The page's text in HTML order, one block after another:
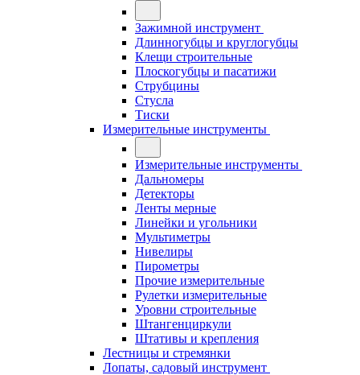
Зажимной инструмент
Длинногубцы и круглогубцы
Клещи строительные
Плоскогубцы и пасатижи
Струбцины
Стусла
Тиски
Измерительные инструменты
Измерительные инструменты
Дальномеры
Детекторы
Ленты мерные
Линейки и угольники
Мультиметры
Нивелиры
Пирометры
Прочие измерительные
Рулетки измерительные
Уровни строительные
Штангенциркули
Штативы и крепления
Лестницы и стремянки
Лопаты, садовый инструмент